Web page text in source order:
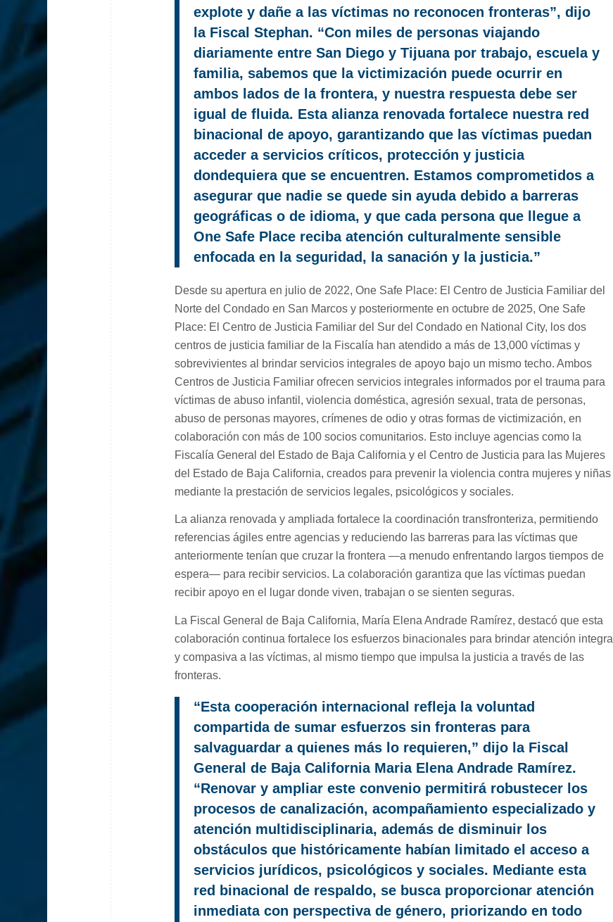
explote y dañe a las víctimas no reconocen fronteras”, dijo
la Fiscal Stephan. “Con miles de personas viajando
diariamente entre San Diego y Tijuana por trabajo, escuela y
familia, sabemos que la victimización puede ocurrir en
ambos lados de la frontera, y nuestra respuesta debe ser
igual de fluida. Esta alianza renovada fortalece nuestra red
binacional de apoyo, garantizando que las víctimas puedan
acceder a servicios críticos, protección y justicia
dondequiera que se encuentren. Estamos comprometidos a
asegurar que nadie se quede sin ayuda debido a barreras
geográficas o de idioma, y que cada persona que llegue a
One Safe Place reciba atención culturalmente sensible
enfocada en la seguridad, la sanación y la justicia.”
Desde su apertura en julio de 2022, One Safe Place: El Centro de Justicia Familiar del
Norte del Condado en San Marcos y posteriormente en octubre de 2025, One Safe
Place: El Centro de Justicia Familiar del Sur del Condado en National City, los dos
centros de justicia familiar de la Fiscalía han atendido a más de 13,000 víctimas y
sobrevivientes al brindar servicios integrales de apoyo bajo un mismo techo. Ambos
Centros de Justicia Familiar ofrecen servicios integrales informados por el trauma para
víctimas de abuso infantil, violencia doméstica, agresión sexual, trata de personas,
abuso de personas mayores, crímenes de odio y otras formas de victimización, en
colaboración con más de 100 socios comunitarios. Esto incluye agencias como la
Fiscalía General del Estado de Baja California y el Centro de Justicia para las Mujeres
del Estado de Baja California, creados para prevenir la violencia contra mujeres y niñas
mediante la prestación de servicios legales, psicológicos y sociales.
La alianza renovada y ampliada fortalece la coordinación transfronteriza, permitiendo
referencias ágiles entre agencias y reduciendo las barreras para las víctimas que
anteriormente tenían que cruzar la frontera —a menudo enfrentando largos tiempos de
espera— para recibir servicios. La colaboración garantiza que las víctimas puedan
recibir apoyo en el lugar donde viven, trabajan o se sienten seguras.
La Fiscal General de Baja California, María Elena Andrade Ramírez, destacó que esta
colaboración continua fortalece los esfuerzos binacionales para brindar atención integral
y compasiva a las víctimas, al mismo tiempo que impulsa la justicia a través de las
fronteras.
“Esta cooperación internacional refleja la voluntad
compartida de sumar esfuerzos sin fronteras para
salvaguardar a quienes más lo requieren,” dijo la Fiscal
General de Baja California Maria Elena Andrade Ramírez.
“Renovar y ampliar este convenio permitirá robustecer los
procesos de canalización, acompañamiento especializado y
atención multidisciplinaria, además de disminuir los
obstáculos que históricamente habían limitado el acceso a
servicios jurídicos, psicológicos y sociales. Mediante esta
red binacional de respaldo, se busca proporcionar atención
inmediata con perspectiva de género, priorizando en todo